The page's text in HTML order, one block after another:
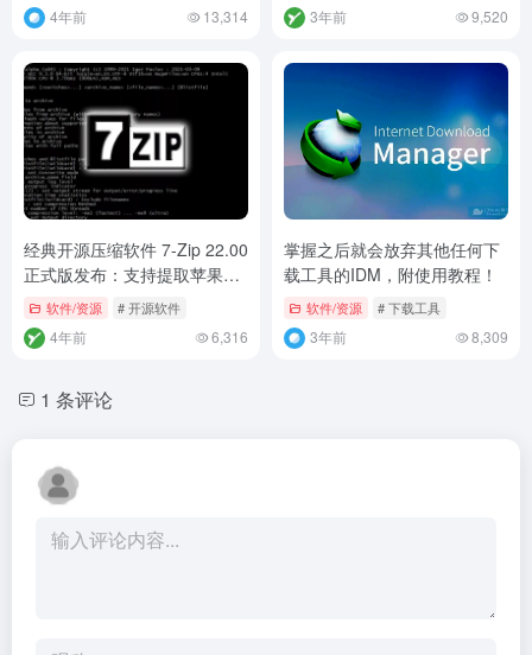
4年前 13,314 3年前 9,520
经典开源压缩软件 7-Zip 22.00
正式版发布：支持提取苹果
APFS 镜像
软件/资源 # 开源软件
4年前 6,316
掌握之后就会放弃其他任何下
载工具的IDM，附使用教程！
软件/资源 # 下载工具
3年前 8,309
1 条评论